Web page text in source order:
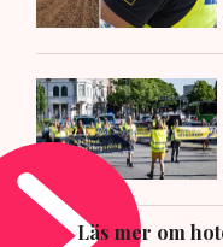
Läs mer om